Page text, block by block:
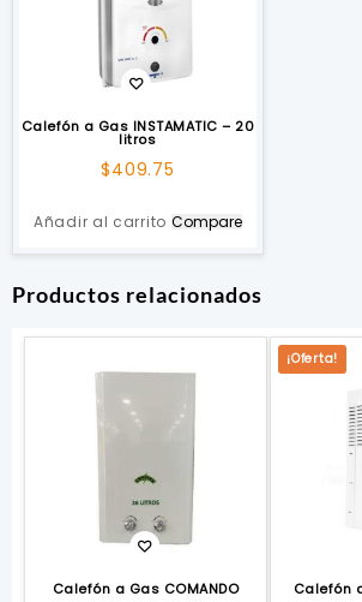
Calefón a Gas INSTAMATIC – 20
litros
$409.75
Añadir al carrito Compare
Productos relacionados
Calefón a Gas COMANDO
¡Oferta!
Calefón